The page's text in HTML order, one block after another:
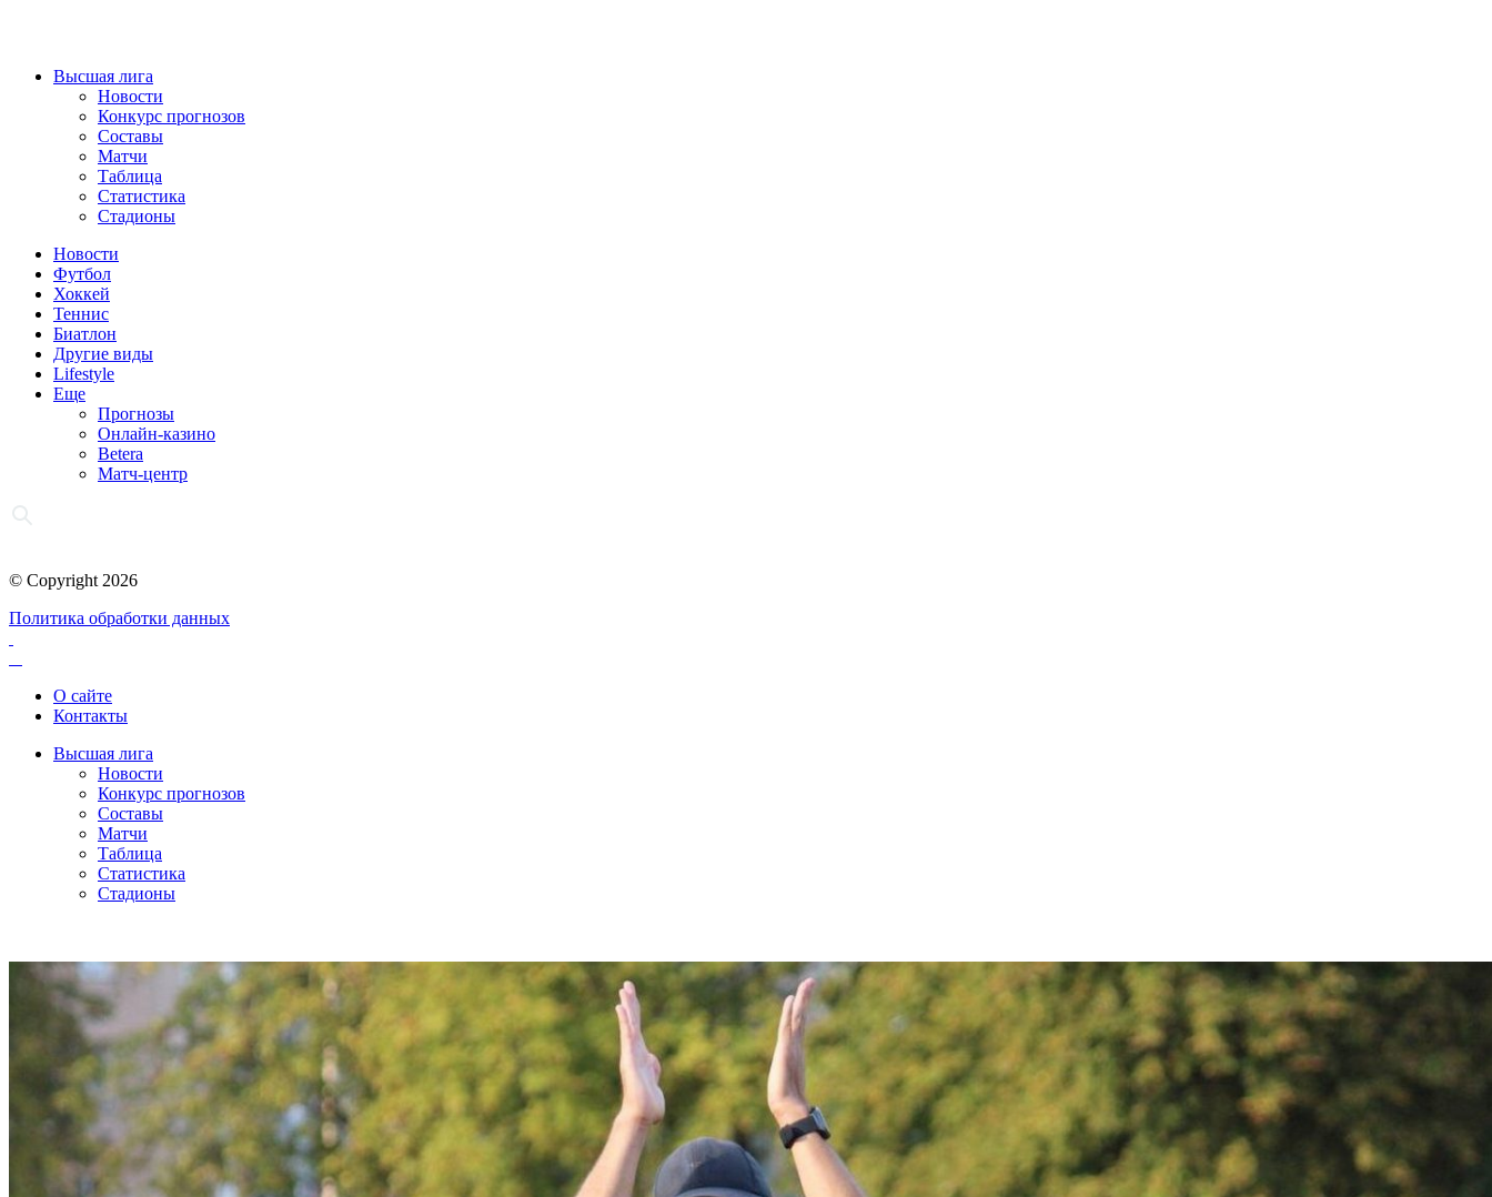
Высшая лига
Новости
Конкурс прогнозов
Составы
Матчи
Таблица
Статистика
Стадионы
Новости
Футбол
Хоккей
Теннис
Биатлон
Другие виды
Lifestyle
Еще
Прогнозы
Онлайн-казино
Betera
Матч-центр
© Copyright 2026
Политика обработки данных
О сайте
Контакты
Высшая лига
Новости
Конкурс прогнозов
Составы
Матчи
Таблица
Статистика
Стадионы